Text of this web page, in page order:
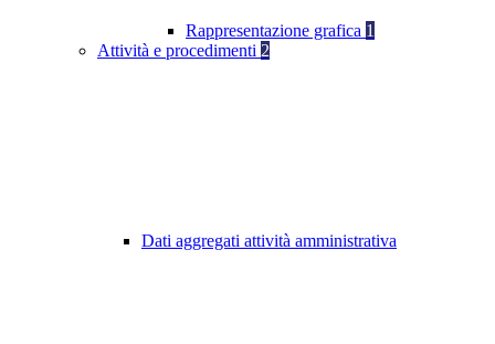
Rappresentazione grafica 1
Attività e procedimenti 2
Dati aggregati attività amministrativa